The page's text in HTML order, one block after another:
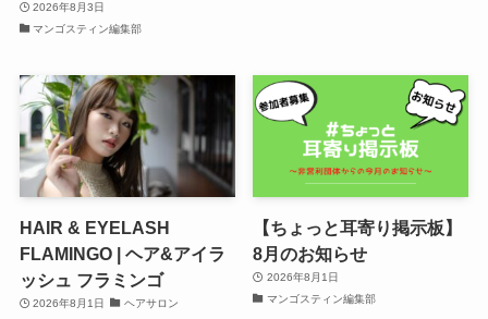
2026年8月3日
マンゴスティン編集部
HAIR & EYELASH
FLAMINGO | ヘア&アイラ
ッシュ フラミンゴ
2026年8月1日 ヘアサロン
【ちょっと耳寄り掲示板】
8月のお知らせ
2026年8月1日
マンゴスティン編集部